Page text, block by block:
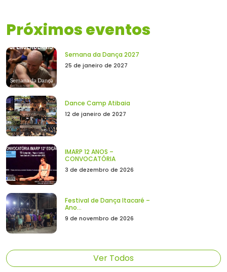
Próximos eventos
Semana da Dança 2027
25 de janeiro de 2027
Dance Camp Atibaia
12 de janeiro de 2027
IMARP 12 ANOS –
CONVOCATÓRIA
3 de dezembro de 2026
Festival de Dança Itacaré –
Ano...
9 de novembro de 2026
Ver Todos